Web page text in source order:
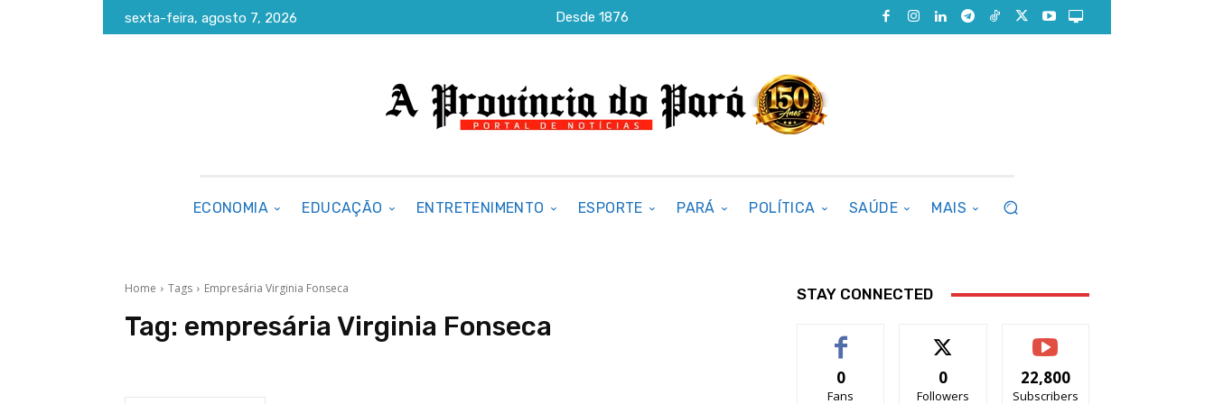
sexta-feira, agosto 7, 2026 Desde 1876
ECONOMIA EDUCAÇÃO ENTRETENIMENTO ESPORTE PARÁ POLÍTICA SAÚDE MAIS
Home Tags Empresária Virginia Fonseca
Tag: empresária Virginia Fonseca
STAY CONNECTED
0
Fans
0
Followers
22,800
Subscribers